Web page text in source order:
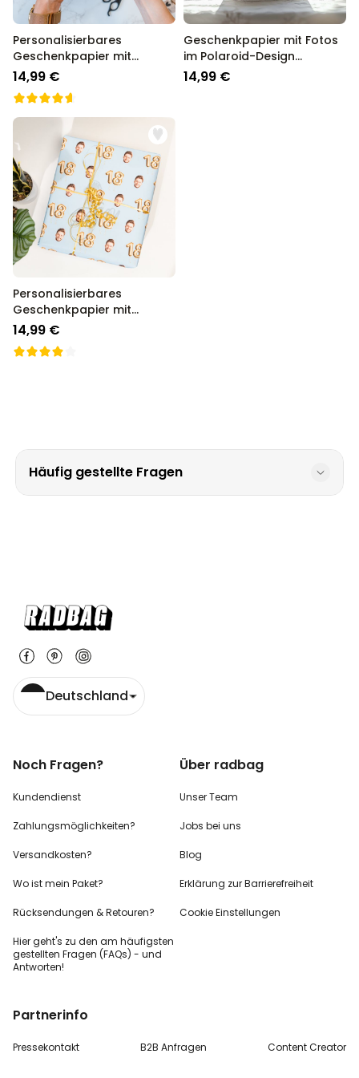
Personalisierbares
Geschenkpapier mit
Gesicht und Partyhut
14,99 €
Geschenkpapier mit Fotos
im Polaroid-Design
personalisierbar
14,99 €
Personalisierbares
Geschenkpapier mit
Gesicht zum Geburtstag
14,99 €
Häufig gestellte Fragen
Deutschland
Noch Fragen?
Kundendienst
Zahlungsmöglichkeiten?
Versandkosten?
Wo ist mein Paket?
Rücksendungen & Retouren?
Hier geht's zu den am häufigsten
gestellten Fragen (FAQs) - und
Antworten!
Über radbag
Unser Team
Jobs bei uns
Blog
Erklärung zur Barrierefreiheit
Cookie Einstellungen
Partnerinfo
Pressekontakt B2B Anfragen Content Creator